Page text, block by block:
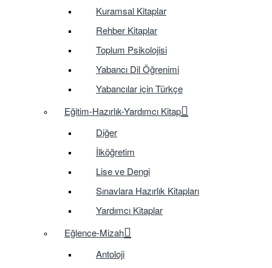
Kuramsal Kitaplar
Rehber Kitaplar
Toplum Psikolojisi
Yabancı Dil Öğrenimi
Yabancılar için Türkçe
Eğitim-Hazırlık-Yardımcı Kitap
Diğer
İlköğretim
Lise ve Dengi
Sınavlara Hazırlık Kitapları
Yardımcı Kitaplar
Eğlence-Mizah
Antoloji